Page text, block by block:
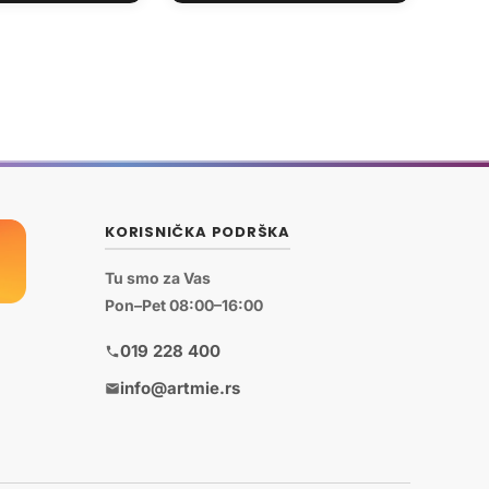
KORISNIČKA PODRŠKA
Tu smo za Vas
Pon–Pet 08:00–16:00
019 228 400
info@artmie.rs